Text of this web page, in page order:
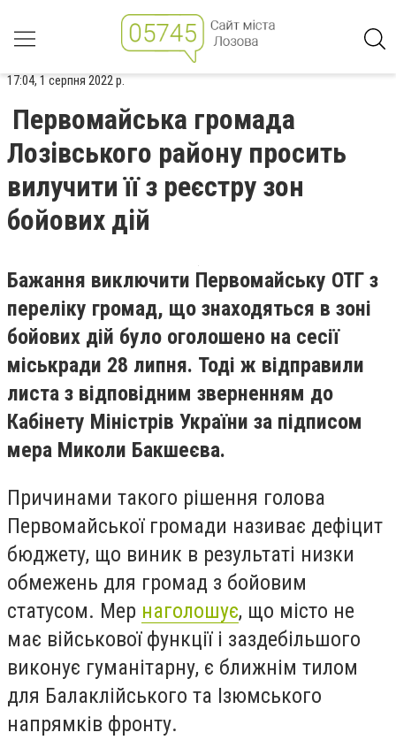
17:04, 1 серпня 2022 р.
Первомайська громада
Лозівського району просить
вилучити її з реєстру зон
бойових дій
Бажання виключити Первомайську ОТГ з
переліку громад, що знаходяться в зоні
бойових дій було оголошено на сесії
міськради 28 липня. Тоді ж відправили
листа з відповідним зверненням до
Кабінету Міністрів України за підписом
мера Миколи Бакшеєва.
Причинами такого рішення голова
Первомайської громади називає дефіцит
бюджету, що виник в результаті низки
обмежень для громад з бойовим
статусом. Мер наголошує, що місто не
має військової функції і заздебільшого
виконує гуманітарну, є ближнім тилом
для Балаклійського та Ізюмського
напрямків фронту.